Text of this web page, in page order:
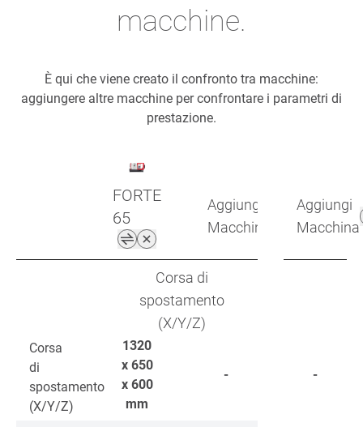
macchine.
È qui che viene creato il confronto tra macchine:
aggiungere altre macchine per confrontare i parametri di
prestazione.
FORTE
65
Aggiungi
Macchina
Aggiungi
Macchina
Corsa di
spostamento
(X/Y/Z)
Corsa
di
spostamento
(X/Y/Z)
1320
x 650
x 600
mm
- -